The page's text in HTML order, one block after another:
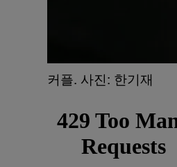
​커플. 사진: 한기재